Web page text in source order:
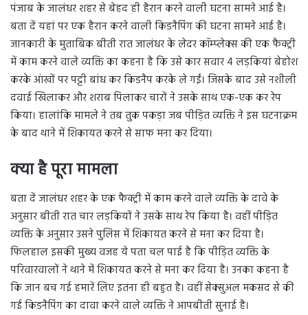
पंजाब के जालंधर शहर से बेहद ही हैरान करने वाली घटना सामने आई है।
बता दें यहां पर एक हैरान करने वाली किडनैपिंग की घटना सामने आई है।
जानकारी के मुताबिक बीती रात जालंधर के लेदर कॉम्प्लेक्स की एक फैक्ट्री
में काम करने वाले व्यक्ति का कहना है कि उसे कार सवार 4 लड़कियां बेहोश
करके आंखों पर पट्टी बांध कर किडनैप करके ले गईं। जिसके बाद उसे नशीली
दवाई खिलाकर और शराब पिलाकर चारों ने उसके साथ एक-एक कर रेप
किया। हालांकि मामले ने तब तुक पकड़ा जब पीड़ित व्यक्ति ने इस घटनाक्रम
के बाद थाने में शिकायत करने से साफ मना कर दिया।
क्या है पूरा मामला
बता दें जालंधर शहर के एक फैक्ट्री में काम करने वाले व्यक्ति के दावे के
अनुसार बीती रात चार लड़कियों ने उसके साथ रेप किया है। वहीं पीड़ित
व्यक्ति के अनुसार उसने पुलिस में शिकायत करने से मना कर दिया है।
फिलहाल इसकी मुख्य वजह ये पता चल पाई है कि पीड़ित व्यक्ति के
परिवारवालों ने थाने में शिकायत करने से मना कर दिया है। उनका कहना है
कि जान बच गई हमारें लिए इतना ही बहुत है। वहीं सेक्सुअल मकसद से की
गई किडनैपिंग का दावा करने वाले व्यक्ति ने आपबीती सुनाई है।